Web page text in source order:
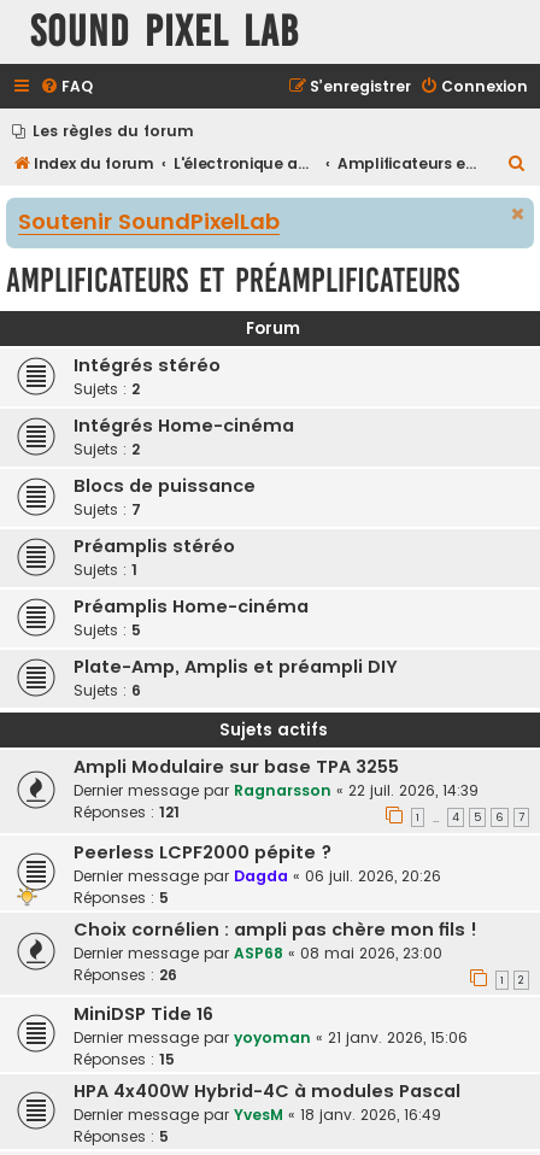
Sound Pixel Lab
FAQ Connexion
S’enregistrer
Les règles du forum
Index du forum
L'électronique audio et vidéo Amplificateurs et préamplificateurs
e
c
Soutenir SoundPixelLab
Amplificateurs et préamplificateurs
Forum
Intégrés stéréo
Sujets : 2
Intégrés Home-cinéma
Sujets : 2
Blocs de puissance
Sujets : 7
Préamplis stéréo
Sujets : 1
Préamplis Home-cinéma
Sujets : 5
Plate-Amp, Amplis et préampli DIY
Sujets : 6
Sujets actifs
Ampli Modulaire sur base TPA 3255
Dernier message par Ragnarsson « 22 juil. 2026, 14:39
Réponses : 121 1 … 4 5 6 7
Peerless LCPF2000 pépite ?
Dernier message par Dagda « 06 juil. 2026, 20:26
Réponses : 5
Choix cornélien : ampli pas chère mon fils !
Dernier message par ASP68 « 08 mai 2026, 23:00
Réponses : 26 1 2
MiniDSP Tide 16
Dernier message par yoyoman « 21 janv. 2026, 15:06
Réponses : 15
HPA 4x400W Hybrid-4C à modules Pascal
Dernier message par YvesM « 18 janv. 2026, 16:49
Réponses : 5